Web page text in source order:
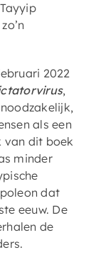
2022
,
als een
van dit boek
minder
dat
eeuw. De
de